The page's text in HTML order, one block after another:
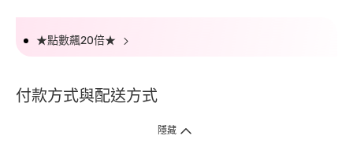
★點數飆20倍★
付款方式與配送方式
隱藏